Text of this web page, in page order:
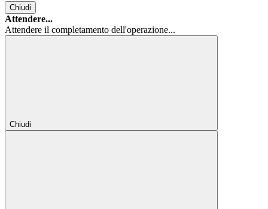
Chiudi
Attendere...
Attendere il completamento dell'operazione...
Chiudi